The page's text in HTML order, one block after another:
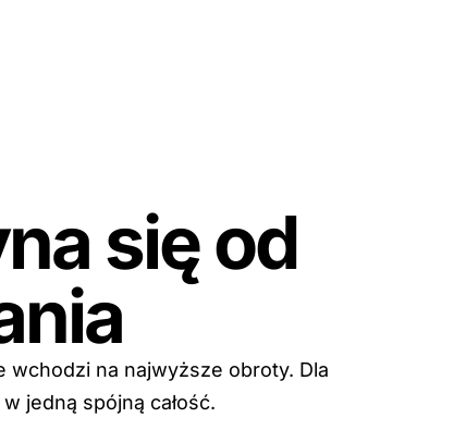
się od
na najwyższe obroty. Dla
jedną spójną całość.